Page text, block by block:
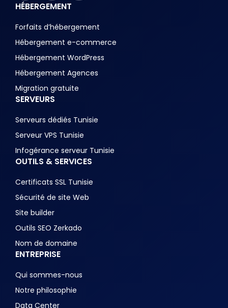
HÉBERGEMENT
Forfaits d’hébergement
Hébergement e-commerce
Hébergement WordPress
Hébergement Agences
Migration gratuite
SERVEURS
Serveurs dédiés Tunisie
Serveur VPS Tunisie
Infogérance serveur Tunisie
OUTILS & SERVICES
Certificats SSL Tunisie
Sécurité de site Web
Site builder
Outils SEO Zerkado
Nom de domaine
ENTREPRISE
Qui sommes-nous
Notre philosophie
Data Center